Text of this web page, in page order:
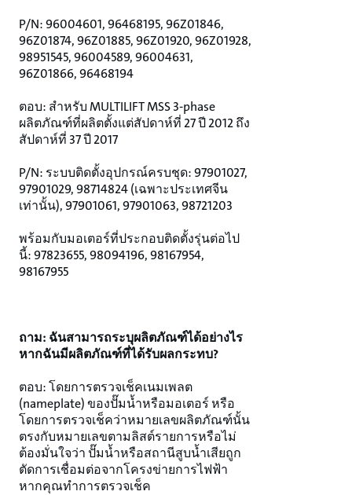
P/N: 96004601, 96468195, 96Z01846,
96Z01874, 96Z01885, 96Z01920, 96Z01928,
98951545, 96004589, 96004631,
96Z01866, 96468194
ตอบ: สำหรับ MULTILIFT MSS 3-phase
ผลิตภัณฑ์ที่ผลิตตั้งแต่สัปดาห์ที่ 27 ปี 2012 ถึง
สัปดาห์ที่ 37 ปี 2017
P/N: ระบบติดตั้งอุปกรณ์ครบชุด: 97901027,
97901029, 98714824 (เฉพาะประเทศจีน
เท่านั้น), 97901061, 97901063, 98721203
พร้อมกับมอเตอร์ที่ประกอบติดตั้งรุ่นต่อไป
นี้: 97823655, 98094196, 98167954,
98167955
ถาม: ฉันสามารถระบุผลิตภัณฑ์ได้อย่างไร
หากฉันมีผลิตภัณฑ์ที่ได้รับผลกระทบ?
ตอบ: โดยการตรวจเช็คเนมเพลต
(nameplate) ของปั๊มน้ำหรือมอเตอร์ หรือ
โดยการตรวจเช็คว่าหมายเลขผลิตภัณฑ์นั้น
ตรงกับหมายเลขตามลิสต์รายการหรือไม่
ต้องมั่นใจว่า ปั๊มน้ำหรือสถานีสูบน้ำเสียถูก
ตัดการเชื่อมต่อจากโครงข่ายการไฟฟ้า
หากคุณทำการตรวจเช็ค